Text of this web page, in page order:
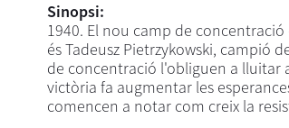
Sinopsi:
1940. El nou camp de
és Tadeusz Pietrzykowski, campió
de concentració l'obliguen a lluitar
victòria fa augmentar les
comencen a notar com creix la